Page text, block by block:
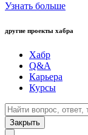
Узнать больше
другие проекты хабра
Хабр
Q&A
Карьера
Курсы
Закрыть